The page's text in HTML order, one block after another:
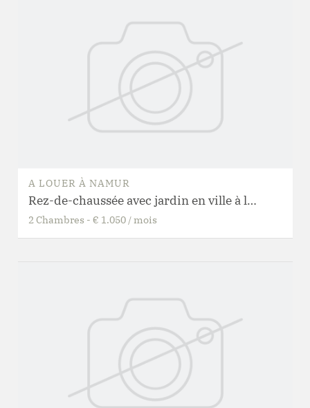
A LOUER À NAMUR
Rez-de-chaussée avec jardin en ville à louer
2 Chambres - € 1.050/ mois